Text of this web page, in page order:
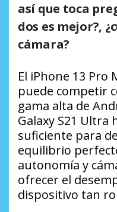
así que toca
dos es mejor?,
cámara?
El iPhone 13 Pro
puede competir
gama alta de
Galaxy S21
suficiente para
equilibrio
autonomía y
ofrecer el
dispositivo tan